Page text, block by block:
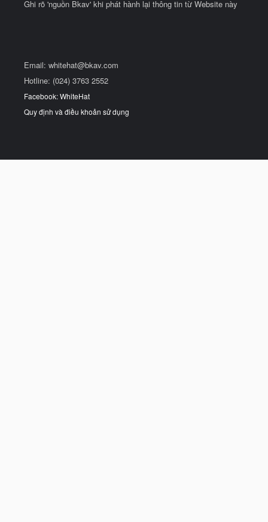
Ghi rõ 'nguồn Bkav' khi phát hành lại thông tin từ Website này
Email: whitehat@bkav.com
Hotline: (024) 3763 2552
Facebook: WhiteHat
Quy định và điều khoản sử dụng